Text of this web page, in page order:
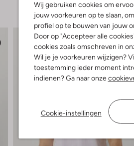
Wij gebruiken cookies om
jouw voorkeuren op te slaan,
profiel op te bouwen van jouw
Door op "Accepteer alle
cookies zoals omschreven in
Wil je je voorkeuren wijzigen?
toestemming ieder moment
indienen? Ga naar onze
Cookie-instellingen